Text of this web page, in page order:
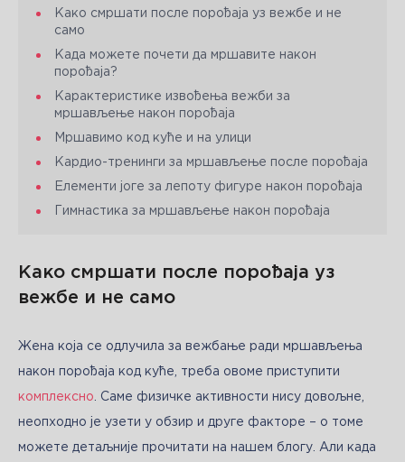
Како смршати после порођаја уз вежбе и не
само
Када можете почети да мршавите након
порођаја?
Карактеристике извођења вежби за
мршављење након порођаја
Мршавимо код куће и на улици
Кардио-тренинги за мршављење после порођаја
Елементи јоге за лепоту фигуре након порођаја
Гимнастика за мршављење након порођаја
Како смршати после порођаја уз
вежбе и не само
Жена која се одлучила за вежбање ради мршављења
комплексно . Саме физичке активности нису довољне,
неопходно је узети у обзир и друге факторе – о томе
можете детаљније прочитати на нашем блогу. Али када